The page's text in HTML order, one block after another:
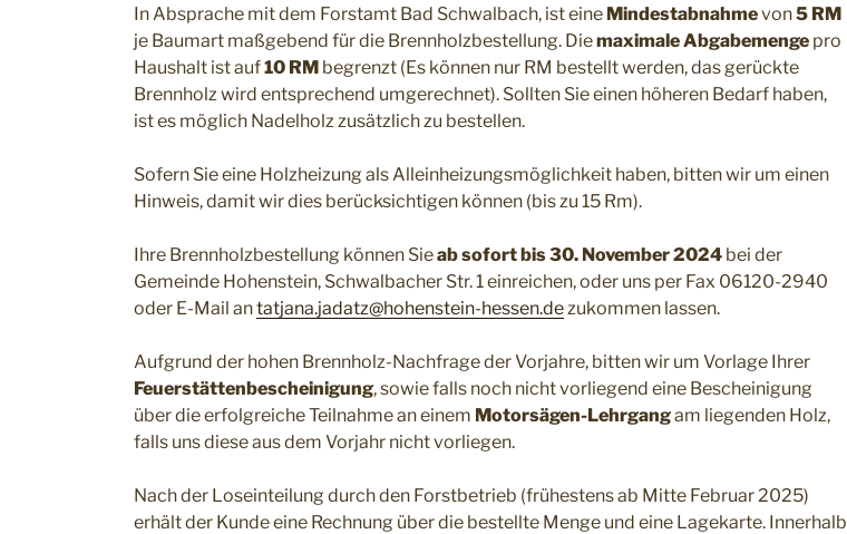
In Absprache mit dem Forstamt Bad Schwalbach, ist eine Mindestabnahmevon5 RM
je Baumart maßgebend für die Brennholzbestellung. Diemaximale Abgabemenge pro
Haushalt ist auf10 RM begrenzt (Es können nur RM bestellt werden, das gerückte
Brennholz wird entsprechend umgerechnet). Sollten Sie einen höheren Bedarf haben,
ist es möglich Nadelholz zusätzlich zu bestellen.
Sofern Sie eine Holzheizung als Alleinheizungsmöglichkeit haben, bitten wir um einen
Hinweis, damit wir dies berücksichtigen können (bis zu 15 Rm).
Ihre Brennholzbestellung können Sieab sofort bis30. November 2024 bei der
Gemeinde Hohenstein, Schwalbacher Str. 1 einreichen, oder uns per Fax 06120-2940
oder E-Mail antatjana.jadatz@hohenstein-hessen.dezukommen lassen.
Aufgrund der hohen Brennholz-Nachfrage der Vorjahre, bitten wir um Vorlage Ihrer
Feuerstättenbescheinigung, sowie falls noch nicht vorliegend eine Bescheinigung
über die erfolgreiche Teilnahme an einem Motorsägen-Lehrgangam liegenden Holz,
falls uns diese aus dem Vorjahr nicht vorliegen.
Nach der Loseinteilung durch den Forstbetrieb (frühestens ab Mitte Februar 2025)
erhält der Kunde eine Rechnung über die bestellte Menge und eine Lagekarte. Innerhalb